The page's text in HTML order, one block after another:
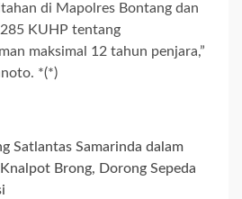
di Mapolres Bontang dan
KUHP tentang
maksimal 12 tahun penjara,”
*(*)
Satlantas Samarinda dalam
Brong, Dorong Sepeda